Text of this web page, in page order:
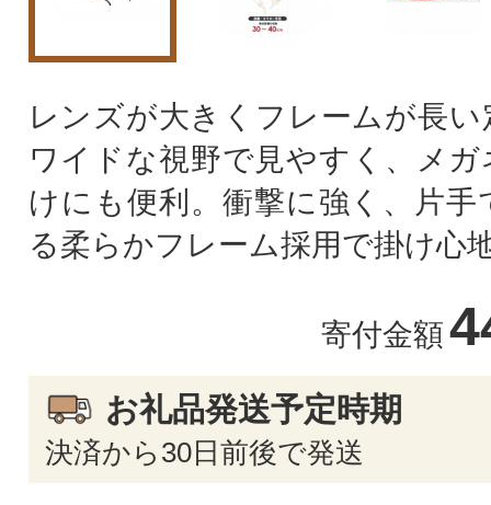
レンズが大きくフレームが⾧
ワイドな視野で見やすく、メ
けにも便利。衝撃に強く、片
る柔らかフレーム採用で掛け心
寄付金額
お礼品発送予定時期
決済から30日前後で発送